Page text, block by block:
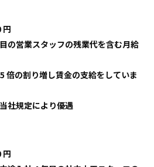
円
の営業スタッフの残業代を含む月給
倍の割り増し賃金の支給をしていま
社規定により優遇
円